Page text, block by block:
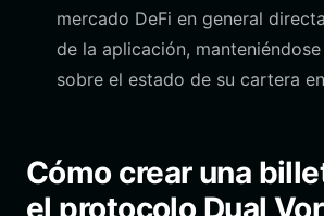
mercado DeFi en general
de la aplicación,
sobre el estado de su cartera
Cómo crear una
el protocolo Dual